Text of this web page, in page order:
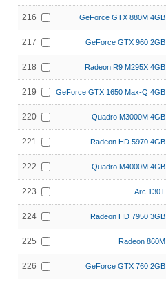
216 GeForce GTX 880M 4GB
217 GeForce GTX 960 2GB
218 Radeon R9 M295X 4GB
219 GeForce GTX 1650 Max-Q 4GB
220 Quadro M3000M 4GB
221 Radeon HD 5970 4GB
222 Quadro M4000M 4GB
223 Arc 130T
224 Radeon HD 7950 3GB
225 Radeon 860M
226 GeForce GTX 760 2GB